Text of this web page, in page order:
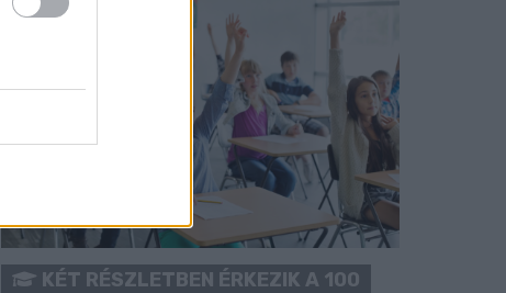
KÉT RÉSZLETBEN ÉRKEZIK A 100